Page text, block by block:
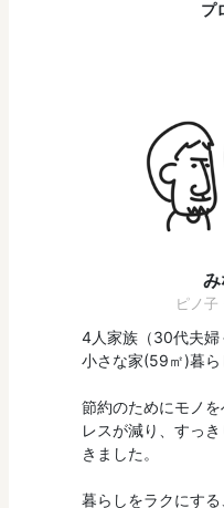
プ
ピノ子
4人家族（30代夫婦
小さな家(59㎡)暮ら
節約のためにモノ
レスが減り、すっ
きました。
暮らしをラクにす